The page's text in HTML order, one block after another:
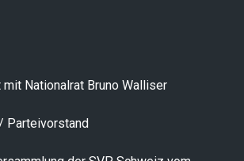
Nationalrat Bruno Walliser
Parteivorstand